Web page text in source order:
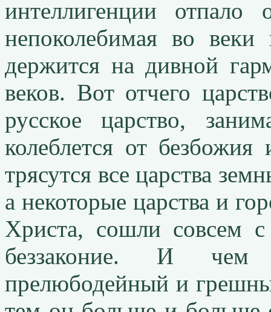
интеллигенции
непоколебимая во
держится на дивной
веков. Вот отчего
русское царство,
колеблется от
трясутся все царства
а некоторые царства и
Христа, сошли совсем
беззаконие. И чем
прелюбодейный и